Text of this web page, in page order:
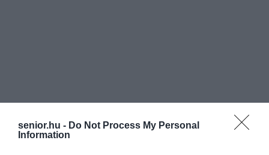
senior.hu - Do Not Process My Personal
Information